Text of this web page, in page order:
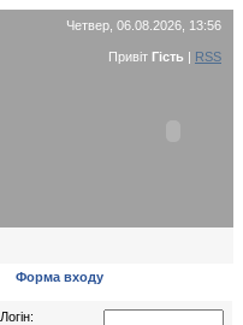
Четвер, 06.08.2026, 13:56
Привіт Гість | RSS
Форма входу
Логін: